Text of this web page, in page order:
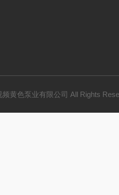
频黄色泵业有限公司 All Rights